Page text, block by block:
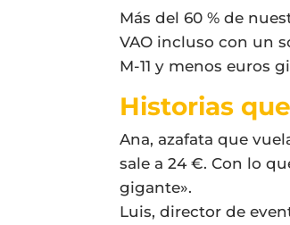
Más del 60 % de
VAO incluso con un
M-11 y menos euros
Historias
Ana, azafata que
sale a 24 €. Con lo
gigante».
Luis, director de